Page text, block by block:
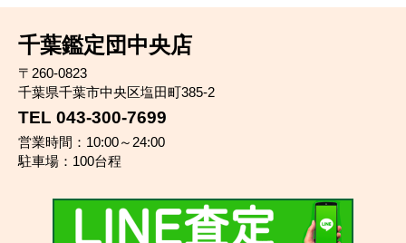
千葉鑑定団中央店
〒260-0823
千葉県千葉市中央区塩田町385-2
TEL 043-300-7699
営業時間：10:00～24:00
駐車場：100台程